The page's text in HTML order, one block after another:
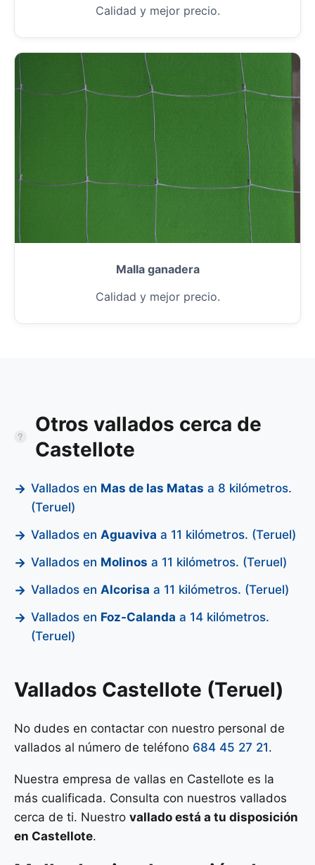
Calidad y mejor precio.
Malla ganadera
Calidad y mejor precio.
Otros vallados cerca de
Castellote
Vallados en Mas de las Matas a 8 kilómetros.
(Teruel)
Vallados en Aguaviva a 11 kilómetros. (Teruel)
Vallados en Molinos a 11 kilómetros. (Teruel)
Vallados en Alcorisa a 11 kilómetros. (Teruel)
Vallados en Foz-Calanda a 14 kilómetros.
(Teruel)
Vallados Castellote (Teruel)
No dudes en contactar con nuestro personal de
vallados al número de teléfono 684 45 27 21.
Nuestra empresa de vallas en Castellote es la
más cualificada. Consulta con nuestros vallados
cerca de ti. Nuestro vallado está a tu disposición
en Castellote.